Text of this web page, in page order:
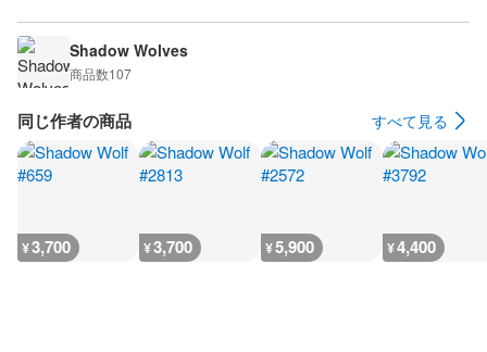
Shadow Wolves
商品数107
同じ作者の商品 すべて見る
¥3,700 ¥3,700 ¥5,900 ¥4,400